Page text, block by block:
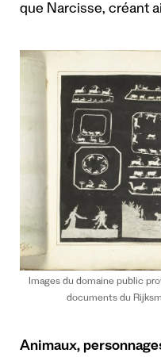
que Narcisse, créant
Images du domaine public
documents du
Animaux,